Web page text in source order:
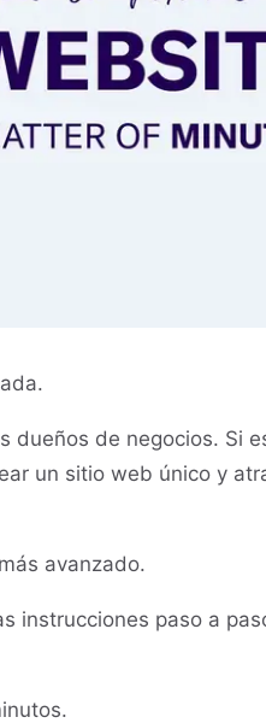
dueños de negocios. Si
un sitio web único y
avanzado.
instrucciones paso a